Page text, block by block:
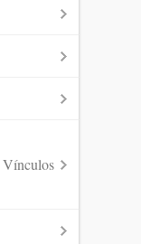
Vínculos